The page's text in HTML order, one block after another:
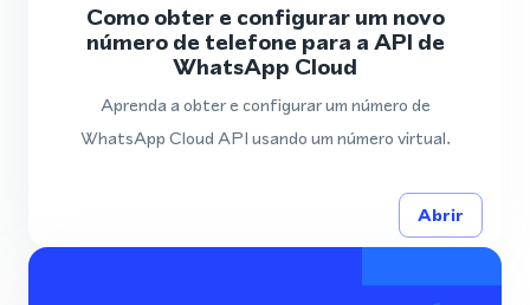
Como obter e configurar um novo
número de telefone para a API de
WhatsApp Cloud
Aprenda a obter e configurar um número de
WhatsApp Cloud API usando um número virtual.
Abrir